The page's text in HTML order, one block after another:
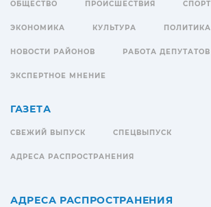
ОБЩЕСТВО ПРОИСШЕСТВИЯ СПОРТ
ЭКОНОМИКА КУЛЬТУРА ПОЛИТИКА
НОВОСТИ РАЙОНОВ РАБОТА ДЕПУТАТОВ
ЭКСПЕРТНОЕ МНЕНИЕ
ГАЗЕТА
СВЕЖИЙ ВЫПУСК СПЕЦВЫПУСК
АДРЕСА РАСПРОСТРАНЕНИЯ
АДРЕСА РАСПРОСТРАНЕНИЯ